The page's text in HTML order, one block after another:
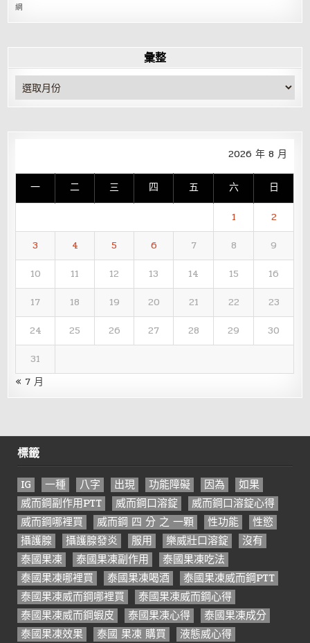
網
彙整
彙
整
2026 年 8 月
一 二 三 四 五 六 日
1
2
3
4 5 6 7 8
9
10
11 12 13 14 15
16
17
18 19 20 21 22
23
24
25 26 27 28 29
30
31
« 7 月
標籤
IG 一種 八字 出現 功能障礙 因為
如果
威而鋼副作用PTT
威而鋼口溶錠
威而鋼口溶錠心得
威而鋼哪裡買
威而鋼 四 分 之 一顆 性功能
性慾
攝護腺
攝護腺發炎 服用 樂威壯口溶錠
沒有
泰國果凍
泰國果凍副作用
泰國果凍吃法
泰國果凍哪裡買
泰國果凍喝酒
泰國果凍威而鋼PTT
泰國果凍威而鋼哪裡買
泰國果凍威而鋼心得
泰國果凍威而鋼蝦皮
泰國果凍心得
泰國果凍成分
泰國果凍效果
泰國 果凍 購買
液態威心得